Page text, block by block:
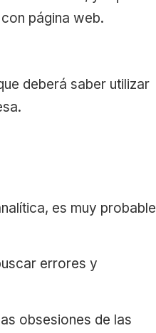
página web.
deberá saber utilizar
es muy probable
errores y
obsesiones de las